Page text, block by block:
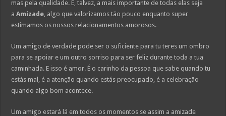
mas pela qualidade. E, talvez, a mais importante de todas elas seja
aAmizade , algo que valorizamos tão pouco enquanto super
estimamos os nossos relacionamentos amorosos.
Um amigo de verdade pode ser o suficiente para tu teres um ombro
para se apoiar e um outro sorriso para ser feliz durante toda a tua
caminhada. E isso é amor. É o carinho da pessoa que sabe quando tu
estás mal, é a atenção quando estás preocupado, é a celebração
quando algo bom acontece.
Um amigo estará lá em todos os momentos se assim a amizade